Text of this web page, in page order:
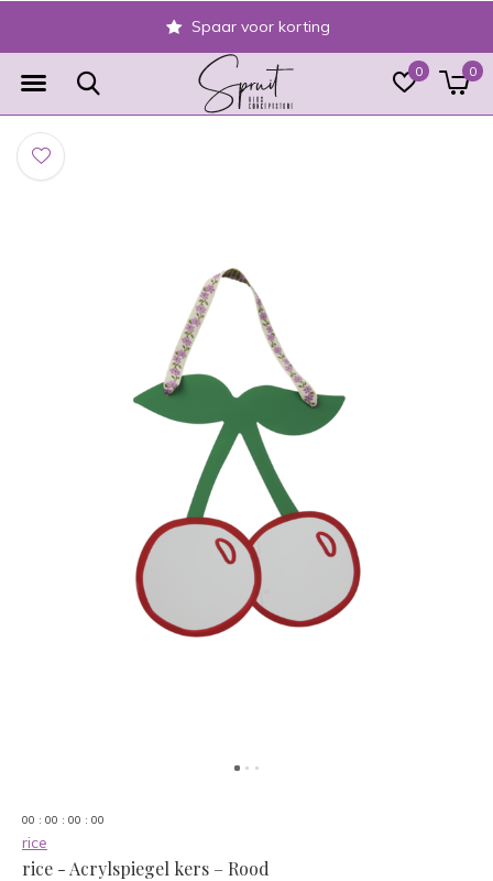
0 0
Spaar voor korting
00 : 00 : 00 : 00
rice
rice - Acrylspiegel kers – Rood